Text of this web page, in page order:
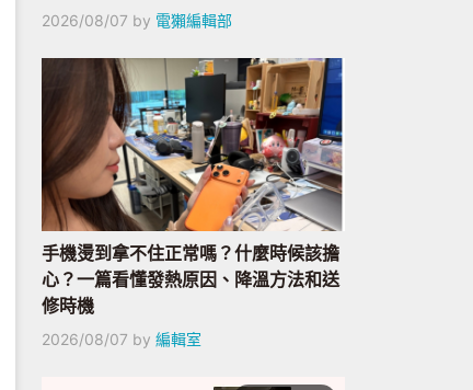
2026/08/07 by 電獺編輯部
手機燙到拿不住正常嗎？什麼時候該擔
心？一篇看懂發熱原因、降溫方法和送
修時機
2026/08/07 by 編輯室